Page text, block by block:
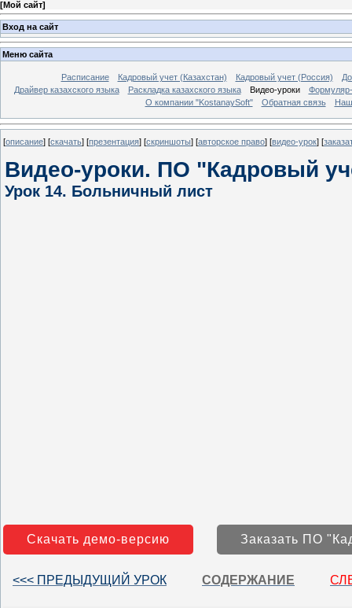
[Мой сайт]
Вход на сайт
Меню сайта
Расписание Кадровый учет (Казахстан) Кадровый учет (Россия)
Драйвер казахского языка
Раскладка казахского языка Видео-уроки
Формуляр-
О компании "KostanaySoft"
Обратная связь
[описание] [скачать] [презентация] [скриншоты] [авторское право] [видео-урок] [
Видео-уроки. ПО "Кадровый
Урок 14. Больничный лист
Скачать демо-версию Заказать ПО
<<< ПРЕДЫДУЩИЙ УРОК СОДЕРЖАНИЕ